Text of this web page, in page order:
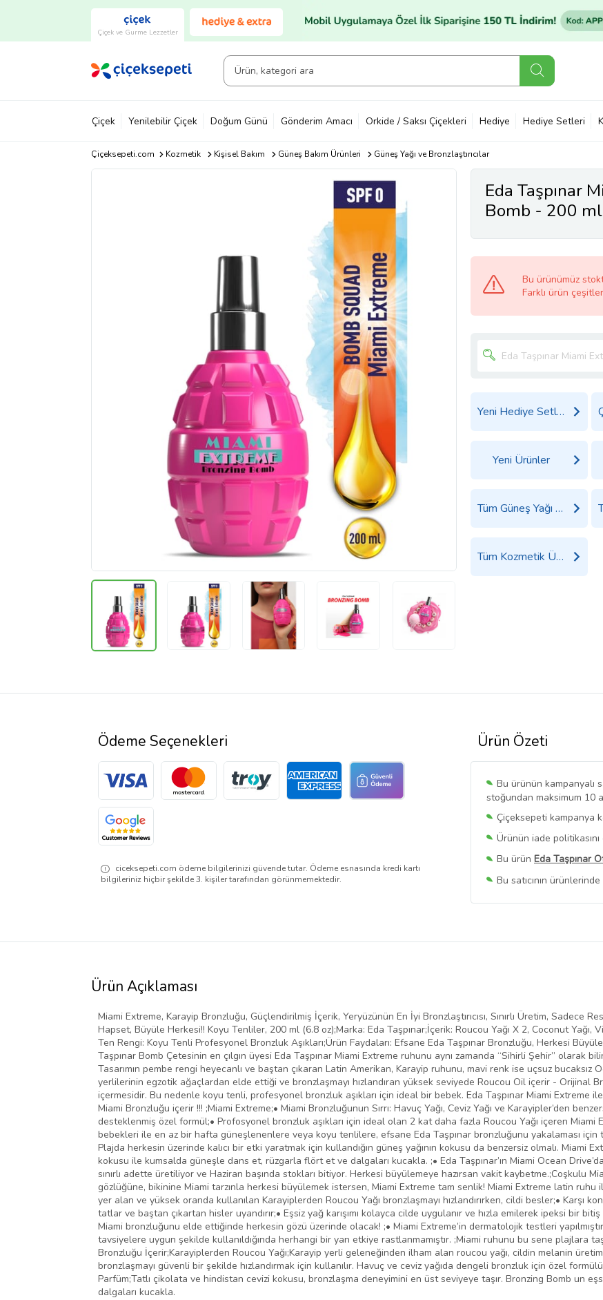
Çiçek ve Gurme Lezzetler
Çiçek Yenilebilir Çiçek Doğum Günü Gönderim Amacı Orkide / Saksı Çiçekleri Hediye Hediye Setleri
Çiçeksepeti.com Kozmetik Kişisel Bakım Güneş Bakım Ürünleri Güneş Yağı ve Bronzlaştırıcılar
Eda Taşpınar
Bomb - 200 ml
Bu ürünümüz
Farklı ürün
Yeni Hediye Setleri
Yeni Ürünler
Tüm Güneş Yağı ve Bronzlaştırıcılar Ürünleri
Tüm Kozmetik Ürünleri
Ürün Özeti
Bu ürünün kampanyalı
stoğundan maksimum 10
Çiçeksepeti kampanya
Ürünün iade
Bu ürün Eda Taşpınar
Bu satıcının
Bu SatıcınınTüm
Ödeme Seçenekleri
ciceksepeti.com ödeme bilgilerinizi güvende tutar. Ödeme esnasında kredi kartı
bilgileriniz hiçbir şekilde 3. kişiler tarafından görünmemektedir.
Ürün Açıklaması
Miami Extreme, Karayip Bronzluğu, Güçlendirilmiş İçerik, Yeryüzünün En İyi Bronzlaştırıcısı, Sınırlı Üretim, Sadece
Hapset, Büyüle Herkesi!! Koyu Tenliler, 200 ml (6.8 oz);Marka: Eda Taşpınar;İçerik: Roucou Yağı X 2, Coconut Yağı,
Ten Rengi: Koyu Tenli Profesyonel Bronzluk Aşıkları;Ürün Faydaları: Efsane Eda Taşpınar Bronzluğu, Herkesi
Taşpınar Bomb Çetesinin en çılgın üyesi Eda Taşpınar Miami Extreme ruhunu aynı zamanda “Sihirli Şehir” olarak
Tasarımın pembe rengi heyecanlı ve baştan çıkaran Latin Amerikan, Karayip ruhunu, mavi renk ise uçsuz bucaksız
yerlilerinin egzotik ağaçlardan elde ettiği ve bronzlaşmayı hızlandıran yüksek seviyede Roucou Oil içerir - Orijinal
içermesidir. Bu nedenle koyu tenli, profesyonel bronzluk aşıkları için ideal bir bebek. Eda Taşpınar Miami Extreme
Miami Bronzluğu içerir !!! ;Miami Extreme;• Miami Bronzluğunun Sırrı: Havuç Yağı, Ceviz Yağı ve Karayipler’den
desteklenmiş özel formül;• Profosyonel bronzluk aşıkları için ideal olan 2 kat daha fazla Roucou Yağı içeren Miami
bebekleri ile en az bir hafta güneşlenenlere veya koyu tenlilere, efsane Eda Taşpınar bronzluğunu yakalaması için
Plajda herkesin üzerinde kalıcı bir etki yaratmak için kullandığın güneş yağının kokusu da benzersiz olmalı. Miami
kokusu ile kumsalda güneşle dans et, rüzgarla flört et ve dalgaları kucakla. ;• Eda Taşpınar’ın Miami Ocean
sınırlı adette üretiliyor ve Haziran başında stokları bitiyor. Herkesi büyülemeye hazırsan vakit kaybetme.;Coşkulu
gözlüğüne, bikinine Miami tarzınla herkesi büyülemek istersen, Miami Extreme tam senlik! Miami Extreme latin ruhu
yer alan ve yüksek oranda kullanılan Karayiplerden Roucou Yağı bronzlaşmayı hızlandırırken, cildi besler;• Karşı
tatlar ve baştan çıkartan hisler uyandırır;• Eşsiz yağ karışımı kolayca cilde uygulanır ve hızla emilerek ipeksi bir
Miami bronzluğunu elde ettiğinde herkesin gözü üzerinde olacak! ;• Miami Extreme’in dermatolojik testleri
tavsiyelere uygun şekilde kullanıldığında herhangi bir yan etkiye rastlanmamıştır. ;Miami ruhunu bu sene plajlara
Bronzluğu İçerir;Karayiplerden Roucou Yağı;Karayip yerli geleneğinden ilham alan roucou yağı, cildin melanin
bronzlaşmayı güvenli bir şekilde hızlandırmak için kullanılır. Havuç ve ceviz yağıda dengeli bronzluk için özel
Parfüm;Tatlı çikolata ve hindistan cevizi kokusu, bronzlaşma deneyimini en üst seviyeye taşır. Bronzing Bomb un
dalgaları kucakla.